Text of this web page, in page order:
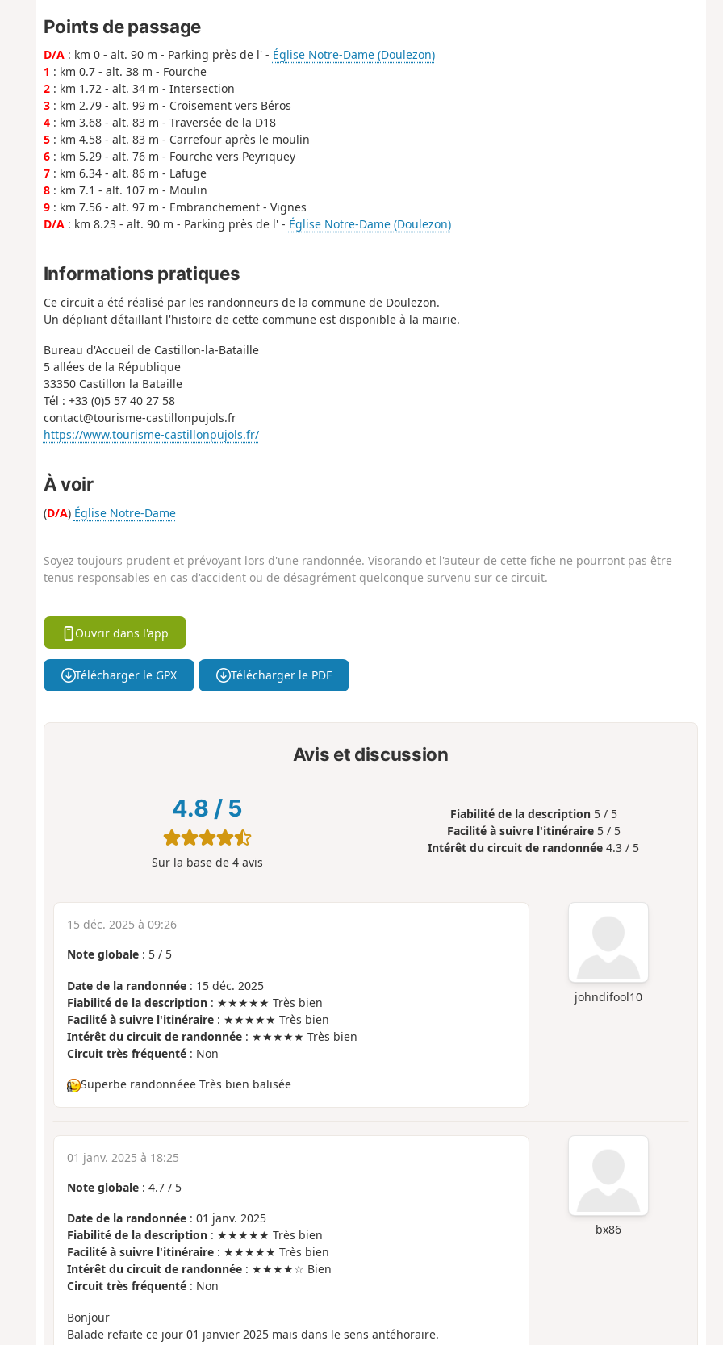
Points de passage
D/A: km 0 - alt. 90 m - Parking près de l' - Église Notre-Dame (Doulezon)
1 : km 0.7 - alt. 38 m - Fourche
2: km 1.72 - alt. 34 m - Intersection
3: km 2.79 - alt. 99 m - Croisement vers Béros
4: km 3.68 - alt. 83 m - Traversée de la D18
5: km 4.58 - alt. 83 m - Carrefour après le moulin
6: km 5.29 - alt. 76 m - Fourche vers Peyriquey
7: km 6.34 - alt. 86 m - Lafuge
8: km 7.1 - alt. 107 m - Moulin
9: km 7.56 - alt. 97 m - Embranchement - Vignes
D/A: km 8.23 - alt. 90 m - Parking près de l' - Église Notre-Dame (Doulezon)
Informations pratiques
Ce circuit a été réalisé par les randonneurs de la commune de Doulezon.
Un dépliant détaillant l'histoire de cette commune est disponible à la mairie.
Bureau d'Accueil de Castillon-la-Bataille
5 allées de la République
33350 Castillon la Bataille
Tél : +33 (0)5 57 40 27 58
contact@tourisme-castillonpujols.fr
https://www.tourisme-castillonpujols.fr/
À voir
(D/A) Église Notre-Dame
Soyez toujours prudent et prévoyant lors d'une randonnée. Visorando et l'auteur de cette fiche ne pourront pas être
tenus responsables en cas d'accident ou de désagrément quelconque survenu sur ce circuit.
Ouvrir dans l'app
Télécharger le GPX Télécharger le PDF
Avis et discussion
4.8 / 5
Sur la base de 4avis
Fiabilité de la description 5 / 5
Facilité à suivre l'itinéraire 5 / 5
Intérêt du circuit de randonnée 4.3 / 5
johndifool10
15 déc. 2025 à 09:26
Note globale: 5/ 5
Date de la randonnée: 15 déc. 2025
Fiabilité de la description: ★★★★★ Très bien
Facilité à suivre l'itinéraire: ★★★★★ Très bien
Intérêt du circuit de randonnée: ★★★★★ Très bien
Circuit très fréquenté: Non
Superbe randonnéee Très bien balisée
bx86
01 janv. 2025 à 18:25
Note globale: 4.7/ 5
Date de la randonnée: 01 janv. 2025
Fiabilité de la description: ★★★★★ Très bien
Facilité à suivre l'itinéraire: ★★★★★ Très bien
Intérêt du circuit de randonnée: ★★★★☆ Bien
Circuit très fréquenté: Non
Bonjour
Balade refaite ce jour 01 janvier 2025 mais dans le sens antéhoraire.